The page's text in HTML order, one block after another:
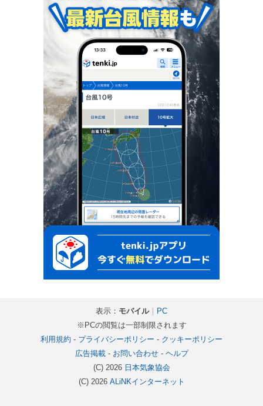
表示： モバイル｜
PC
※PCの閲覧は一部制限されます
利用規約 - プライバシーポリシー - クッキーポリシー
広告掲載- お問い合わせ- ヘルプ
(C) 2026 日本気象協会
(C) 2026 ALiNKインターネット